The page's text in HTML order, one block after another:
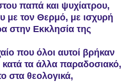
παπά και ψυχίατρου,
με τον Θερμό, με ισχυρή
στην Εκκλησία της
που όλοι αυτοί βρήκαν
τα άλλα παραδοσιακό,
στα θεολογικά,